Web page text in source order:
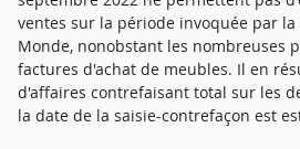
ventes sur la période invoquée par
Monde, nonobstant les nombreuses
factures d'achat de meubles. Il en
d'affaires contrefaisant total sur les
la date de la saisie-contrefaçon est